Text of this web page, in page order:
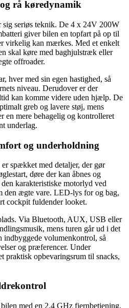
rå køredynamik
sig seriøs teknik. De 4 x 24V 200W
giver bilen en topfart på op til
virkelig kan mærkes. Med et enkelt
skal køre med baghjulstræk eller
offroader.
hver med sin egen hastighed, så
niveau. Derudover er der
kan komme videre uden hjælp. De
greb og lavere støj, mens
en mere behagelig og kontrolleret
underlag.
og underholdning
spækket med detaljer, der gør
døre der kan åbnes og
karakteristiske motorlyd ved
den ægte vare. LED-lys for og bag,
cockpit fuldender looket.
Via Bluetooth, AUX, USB eller
mens turen går ud i det
indbyggede volumenkontrol, så
og præferencer. Under
praktisk opbevaringsrum til snacks,
med en 2.4 GHz fjernbetjening,